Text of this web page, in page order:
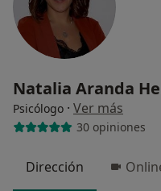
Natalia Aranda
Psicólogo · Ver más
30 opiniones
Dirección